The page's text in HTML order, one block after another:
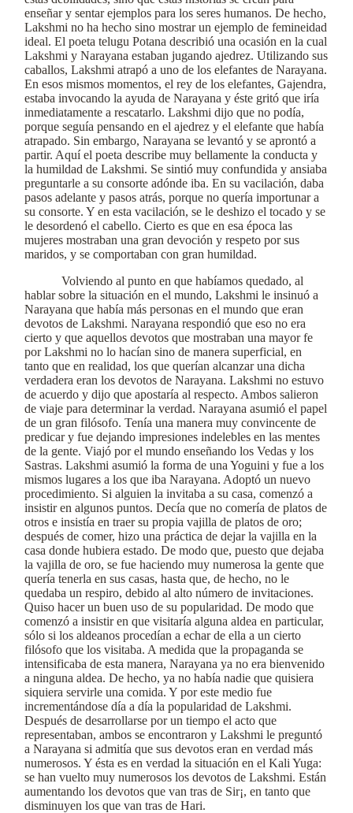
enseñar y sentar ejemplos para los seres humanos. De hecho,
Lakshmi no ha hecho sino mostrar un ejemplo de femineidad
ideal. El poeta telugu Potana describió una ocasión en la cual
Lakshmi y Narayana estaban jugando ajedrez. Utilizando sus
caballos, Lakshmi atrapó a uno de los elefantes de Narayana.
En esos mismos momentos, el rey de los elefantes, Gajendra,
estaba invocando la ayuda de Narayana y éste gritó que iría
inmediatamente a rescatarlo. Lakshmi dijo que no podía,
porque seguía pensando en el ajedrez y el elefante que había
atrapado. Sin embargo, Narayana se levantó y se aprontó a
partir. Aquí el poeta describe muy bellamente la conducta y
la humildad de Lakshmi. Se sintió muy confundida y ansiaba
preguntarle a su consorte adónde iba. En su vacilación, daba
pasos adelante y pasos atrás, porque no quería importunar a
su consorte. Y en esta vacilación, se le deshizo el tocado y se
le desordenó el cabello. Cierto es que en esa época las
mujeres mostraban una gran devoción y respeto por sus
maridos, y se comportaban con gran humildad.
Volviendo al punto en que habíamos quedado, al
hablar sobre la situación en el mundo, Lakshmi le insinuó a
Narayana que había más personas en el mundo que eran
devotos de Lakshmi. Narayana respondió que eso no era
cierto y que aquellos devotos que mostraban una mayor fe
por Lakshmi no lo hacían sino de manera superficial, en
tanto que en realidad, los que querían alcanzar una dicha
verdadera eran los devotos de Narayana. Lakshmi no estuvo
de acuerdo y dijo que apostaría al respecto. Ambos salieron
de viaje para determinar la verdad. Narayana asumió el papel
de un gran filósofo. Tenía una manera muy convincente de
predicar y fue dejando impresiones indelebles en las mentes
de la gente. Viajó por el mundo enseñando los Vedas y los
Sastras. Lakshmi asumió la forma de una Yoguini y fue a los
mismos lugares a los que iba Narayana. Adoptó un nuevo
procedimiento. Si alguien la invitaba a su casa, comenzó a
insistir en algunos puntos. Decía que no comería de platos de
otros e insistía en traer su propia vajilla de platos de oro;
después de comer, hizo una práctica de dejar la vajilla en la
casa donde hubiera estado. De modo que, puesto que dejaba
la vajilla de oro, se fue haciendo muy numerosa la gente que
quería tenerla en sus casas, hasta que, de hecho, no le
quedaba un respiro, debido al alto número de invitaciones.
Quiso hacer un buen uso de su popularidad. De modo que
comenzó a insistir en que visitaría alguna aldea en particular,
sólo si los aldeanos procedían a echar de ella a un cierto
filósofo que los visitaba. A medida que la propaganda se
intensificaba de esta manera, Narayana ya no era bienvenido
a ninguna aldea. De hecho, ya no había nadie que quisiera
siquiera servirle una comida. Y por este medio fue
incrementándose día a día la popularidad de Lakshmi.
Después de desarrollarse por un tiempo el acto que
representaban, ambos se encontraron y Lakshmi le preguntó
a Narayana si admitía que sus devotos eran en verdad más
numerosos. Y ésta es en verdad la situación en el Kali Yuga:
se han vuelto muy numerosos los devotos de Lakshmi. Están
aumentando los devotos que van tras de Sir¡, en tanto que
disminuyen los que van tras de Hari.